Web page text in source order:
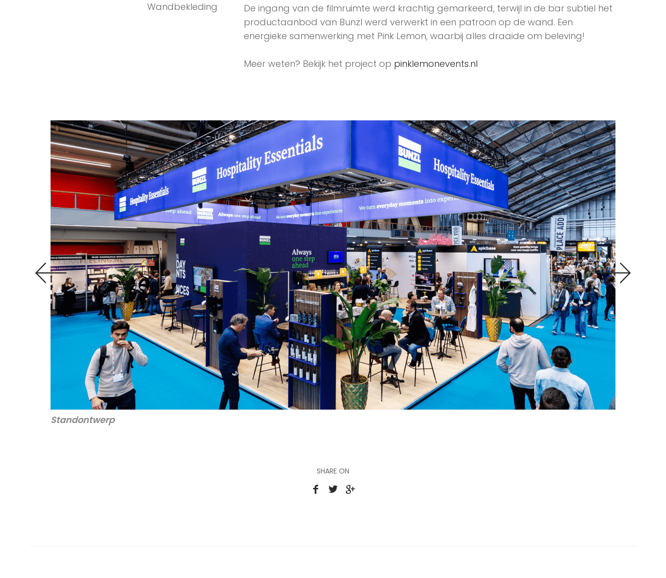
Wandbekleding
De ingang van de filmruimte werd krachtig gemarkeerd, terwijl in de bar subtiel het
productaanbod van Bunzl werd verwerkt in een patroon op de wand. Een
energieke samenwerking met Pink Lemon, waarbij alles draaide om beleving!
Meer weten? Bekijk het project op pinklemonevents.nl
Standontwerp
SHARE ON